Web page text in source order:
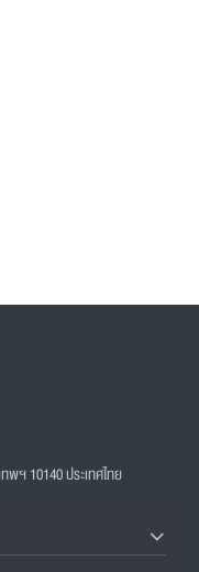
พฯ 10140 ประเทศไทย